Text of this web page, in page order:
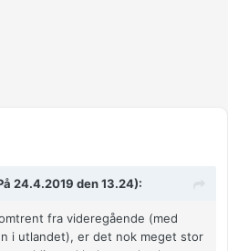
24.4.2019 den 13.24):
fra videregående (med
i utlandet), er det nok meget stor